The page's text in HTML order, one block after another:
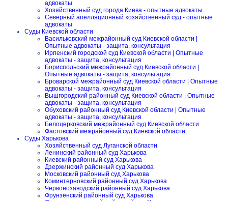
адвокаты
Хозяйственный суд города Киева - опытные адвокаты
Северный апелляционный хозяйственный суд - опытные
адвокаты
Суды Киевской области
Васильковский межрайонный суд Киевской области |
Опытные адвокаты - защита, консультация
Ирпенский городской суд Киевской области | Опытные
адвокаты - защита, консультация
Бориспольский межрайонный суд Киевской области |
Опытные адвокаты - защита, консультация
Броварской межрайонный суд Киевской области | Опытные
адвокаты - защита, консультация
Вышгородский районный суд Киевской области | Опытные
адвокаты - защита, консультация
Обуховский районный суд Киевской области | Опытные
адвокаты - защита, консультация
Белоцерковский межрайонный суд Киевской области
Фастовский межрайонный суд Киевской области
Суды Харькова
Хозяйственный суд Луганской области
Ленинский районный суд Харькова
Киевский районный суд Харькова
Дзержинский районный суд Харькова
Московский районный суд Харькова
Коминтерновский районный суд Харькова
Червонозаводский районный суд Харькова
Фрунзенский районный суд Харькова